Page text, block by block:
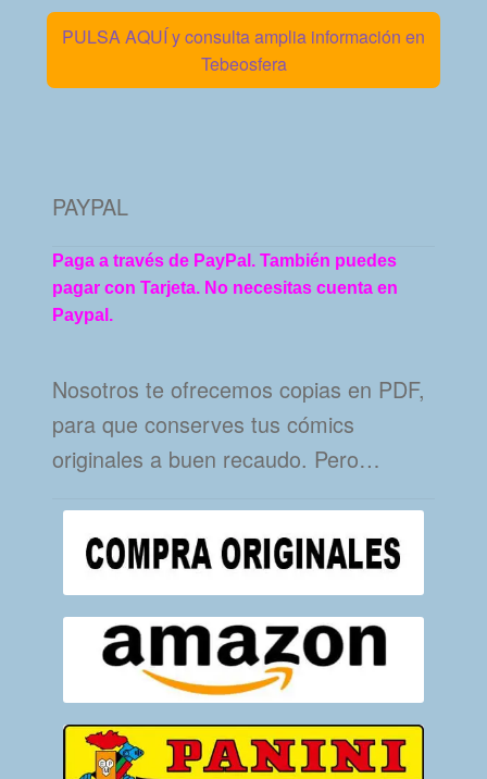
PULSA AQUÍ y consulta amplia información en
Tebeosfera
PAYPAL
Paga a través de PayPal. También puedes
pagar con Tarjeta. No necesitas cuenta en
Paypal.
Nosotros te ofrecemos copias en PDF,
para que conserves tus cómics
originales a buen recaudo. Pero…